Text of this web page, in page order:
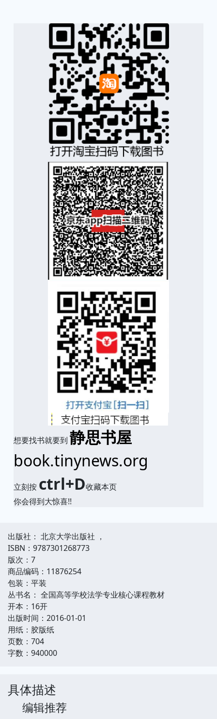
想要找书就要到 静思书屋
book.tinynews.org
立刻按 ctrl+D收藏本页
你会得到大惊喜!!
出版社： 北京大学出版社 ，
ISBN：9787301268773
版次：7
商品编码：11876254
包装：平装
丛书名： 全国高等学校法学专业核心课程教材
开本：16开
出版时间：2016-01-01
用纸：胶版纸
页数：704
字数：940000
具体描述
编辑推荐